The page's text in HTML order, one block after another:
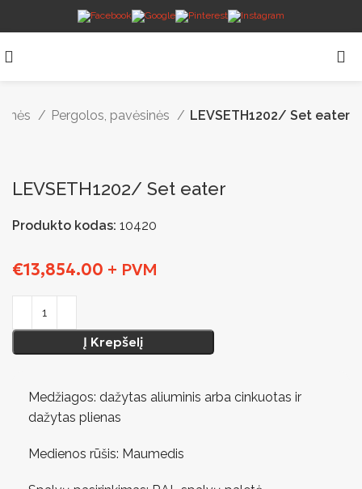
Pergolos, pavėsinės LEVSETH1202/ Set eater
LEVSETH1202/ Set eater
Produkto kodas: 10420
€13,854.00 + PVM
Į Krepšelį
Medžiagos: dažytas aliuminis arba cinkuotas ir
dažytas plienas
Medienos rūšis: Maumedis